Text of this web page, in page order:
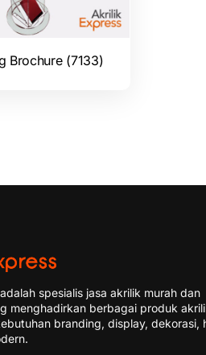
Brochure (7133)
spesialis jasa akrilik murah dan
menghadirkan berbagai produk
branding, display, dekorasi,